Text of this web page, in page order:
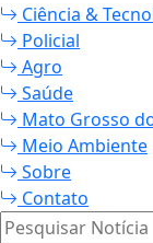
Ciência &
Policial
Agro
Saúde
Mato Grosso
Meio Ambiente
Sobre
Contato
Pesquisar Notícia